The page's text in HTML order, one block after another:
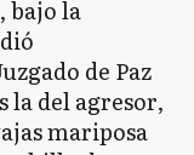
bajo la
de Paz
la del agresor,
mariposa